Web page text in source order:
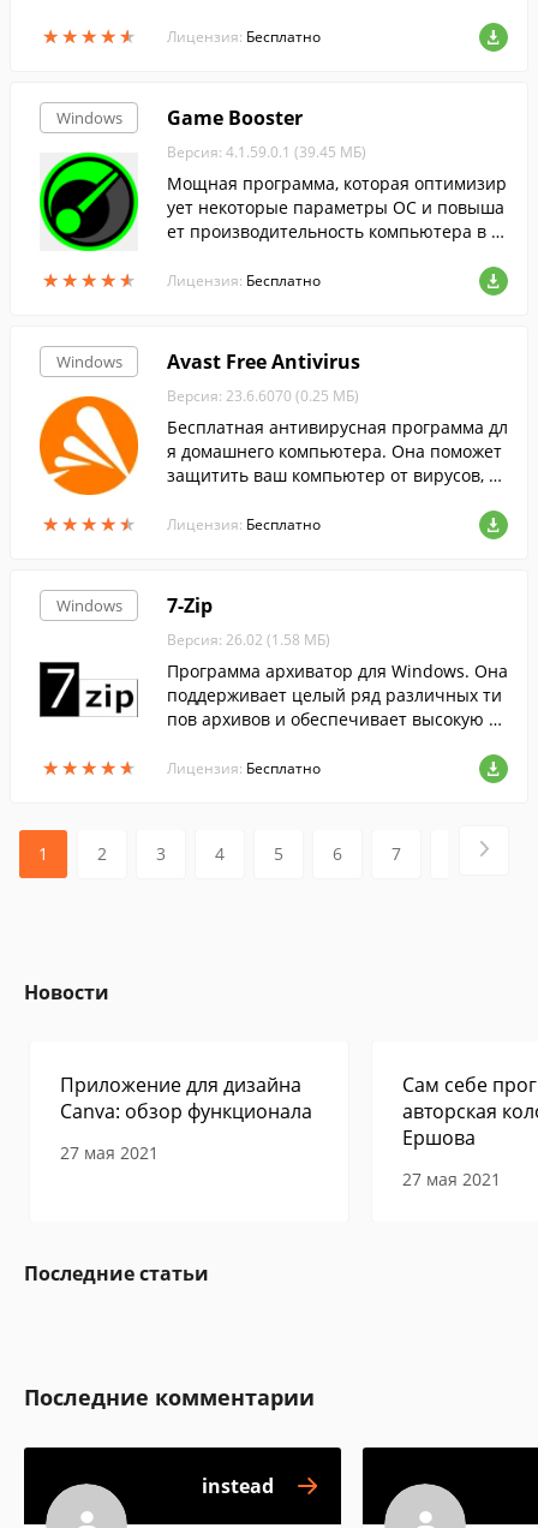
★★★★★
★★★★★ Лицензия: Бесплатно
Windows
★★★★★
★★★★★
Game Booster
Версия: 4.1.59.0.1 (39.45 МБ)
Мощная программа, которая оптимизир
ует некоторые параметры ОС и повыша
ет производительность компьютера в и
Лицензия: Бесплатно
Windows
★★★★★
★★★★★
Avast Free Antivirus
Версия: 23.6.6070 (0.25 МБ)
Бесплатная антивирусная программа дл
я домашнего компьютера. Она поможет
защитить ваш компьютер от вирусов, тр
тевых угроз....
Лицензия: Бесплатно
Windows
★★★★★
★★★★★
7-Zip
Версия: 26.02 (1.58 МБ)
Программа архиватор для Windows. Она
поддерживает целый ряд различных ти
пов архивов и обеспечивает высокую ст
Лицензия: Бесплатно
1 2 3 4 5 6 7
Новости
Приложение для дизайна
Canva: обзор функционала
27 мая 2021
Сам себе
авторская
Ершова
27 мая 2021
Последние статьи
Последние комментарии
instead